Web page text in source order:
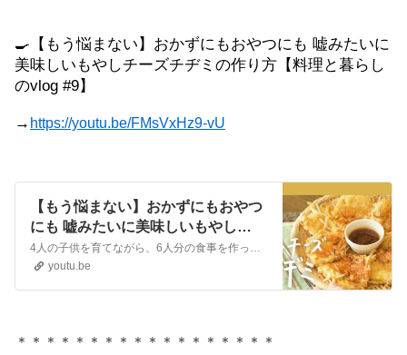
🍳 【もう悩まない】おかずにもおやつにも 嘘みたいに
美味しいもやしチーズチヂミの作り方【料理と暮らし
のvlog #9】
→ https://youtu.be/FMsVxHz9-vU
【もう悩まない】おかずにもおやつ
にも 嘘みたいに美味しいもやしチ
ーズチヂミの作り方【料理と暮らし
のvlog #9】｜クラシル
4人の子供を育てながら、6人分の食事を作っている松山さん。今回も時短で節約にもなって最高に美味しいレシピを紹介してもらいました。今回はもちもちカリッとした食感の、もやしチーズチヂミの作り方です。▼松山絵美さんInstagram：https://www.instagram.com/emi.sake/Twitter：...
youtu.be
＊＊＊＊＊＊＊＊＊＊＊＊＊＊＊＊＊＊